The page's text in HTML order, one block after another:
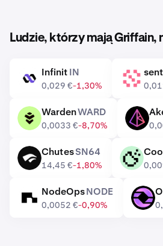
Ludzie, którzy mają Griffain,
IN InfinitIN
0,029 €-1,30%
SENT
WARD WardenWARD
0,0033 €-8,70%
AKE
SN64 ChutesSN64
14,45 €-1,80%
COOKIE
NODE NodeOpsNODE
0,0052 €-0,90%